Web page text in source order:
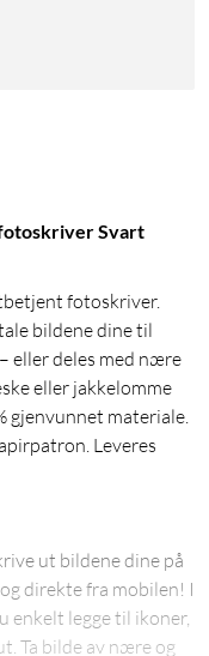
Svart
fotoskriver.
bildene dine til
eller deles med nære
eller jakkelomme
gjenvunnet materiale.
Leveres
ut bildene dine på
direkte fra mobilen! I
enkelt legge til ikoner,
Ta bilde av nære og